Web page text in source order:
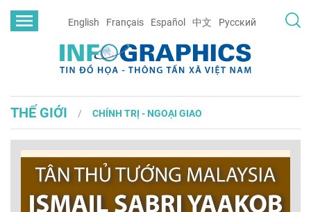
English Français Español 中文 Русский
THẾ GIỚI CHÍNH TRỊ - NGOẠI GIAO